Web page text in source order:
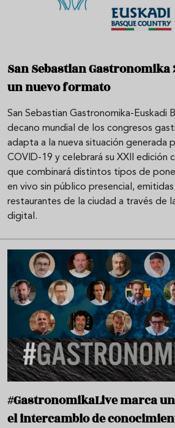
San Sebastian Gastronomika
un nuevo formato
San Sebastian Gastronomika-Euskadi
decano mundial de los congresos
adapta a la nueva situación generada
COVID-19 y celebrará su XXII edición
que combinará distintos tipos de
en vivo sin público presencial,
restaurantes de la ciudad a través de
digital.
#GastronomikaLive marca
el intercambio de